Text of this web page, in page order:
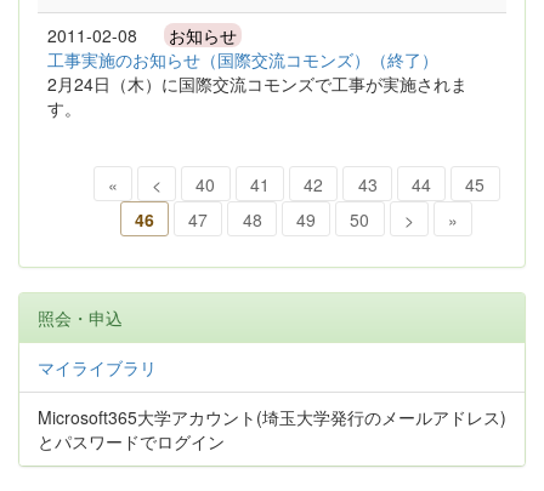
2011-02-08 お知らせ
工事実施のお知らせ（国際交流コモンズ）（終了）
2月24日（木）に国際交流コモンズで工事が実施されま
す。
« < 40 41 42 43 44
45
46
47 48 49 50 > »
照会・申込
マイライブラリ
Microsoft365大学アカウント(埼玉大学発行のメールアドレス)
とパスワードでログイン